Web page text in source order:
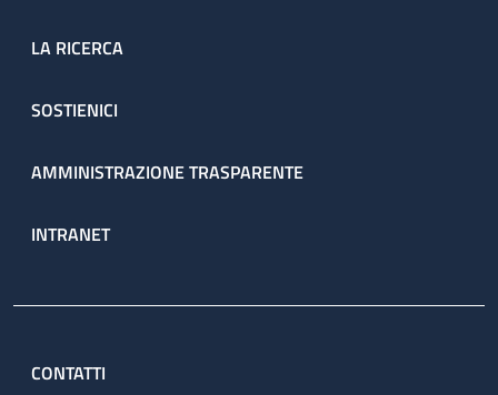
LA RICERCA
SOSTIENICI
AMMINISTRAZIONE TRASPARENTE
INTRANET
CONTATTI